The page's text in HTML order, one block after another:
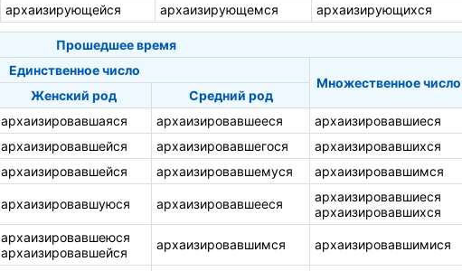
архаизирующейся архаизирующемся архаизирующихся
Прошедшее время
Единственное число
Множественное число
Женский род
Средний род
архаизировавшаяся архаизировавшееся
архаизировавшиеся
архаизировавшейся архаизировавшегося
архаизировавшихся
архаизировавшейся архаизировавшемуся архаизировавшимся
архаизировавшуюся архаизировавшееся
архаизировавшиеся
архаизировавшихся
архаизировавшеюся
архаизировавшейся
архаизировавшимся архаизировавшимися